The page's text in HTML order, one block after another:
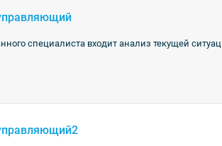
специалиста входит анализ текущей